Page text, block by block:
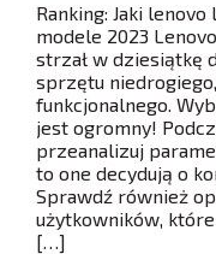
Ranking: Jaki
modele 2023
strzał w dziesiątkę
sprzętu
funkcjonalnego.
jest ogromny!
przeanalizuj
to one decydują o
Sprawdź również
użytkowników,
[…]